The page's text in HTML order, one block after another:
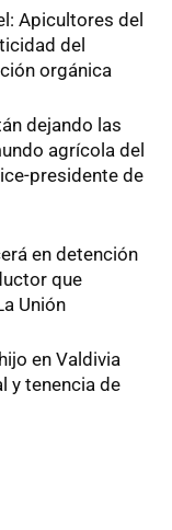
Apicultores del
del
orgánica
dejando las
agrícola del
presidente de
en detención
que
Unión
en Valdivia
y tenencia de